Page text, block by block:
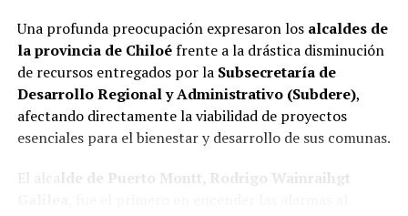
Una profunda preocupación expresaron los alcaldes de
la provincia de Chiloéfrente a la drástica disminución
de recursos entregados por la Subsecretaría de
Desarrollo Regional y Administrativo (Subdere),
afectando directamente la viabilidad de proyectos
esenciales para el bienestar y desarrollo de sus comunas.
El alca lde de Puerto Montt, Rodrigo Wainraihgt